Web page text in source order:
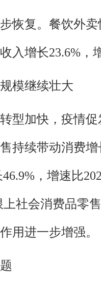
恢复。餐饮外
入增长23.6%，
模继续壮大
型加快，疫情
持续带动消费
，增速比
社会消费品零
用进一步增强。